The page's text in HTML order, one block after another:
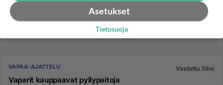
VAPAA-AJATTELU Vastattu 38m
Vaparit kauppaavat pyllypaitoja
Asetukset
Tietosuoja